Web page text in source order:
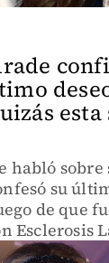
esta
habló sobre
su
de que
Esclerosis